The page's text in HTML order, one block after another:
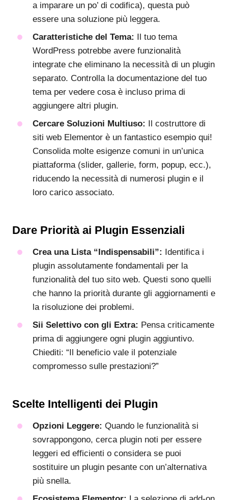
a imparare un po’ di codifica), questa può
essere una soluzione più leggera.
Caratteristiche del Tema: Il tuo tema
WordPress potrebbe avere funzionalità
integrate che eliminano la necessità di un plugin
separato. Controlla la documentazione del tuo
tema per vedere cosa è incluso prima di
aggiungere altri plugin.
Cercare Soluzioni Multiuso: Il costruttore di
siti web Elementor è un fantastico esempio qui!
Consolida molte esigenze comuni in un’unica
piattaforma (slider, gallerie, form, popup, ecc.),
riducendo la necessità di numerosi plugin e il
loro carico associato.
Dare Priorità ai Plugin Essenziali
Crea una Lista “Indispensabili”: Identifica i
plugin assolutamente fondamentali per la
funzionalità del tuo sito web. Questi sono quelli
che hanno la priorità durante gli aggiornamenti e
la risoluzione dei problemi.
Sii Selettivo con gli Extra: Pensa criticamente
prima di aggiungere ogni plugin aggiuntivo.
Chiediti: “Il beneficio vale il potenziale
compromesso sulle prestazioni?”
Scelte Intelligenti dei Plugin
Opzioni Leggere: Quando le funzionalità si
sovrappongono, cerca plugin noti per essere
leggeri ed efficienti o considera se puoi
sostituire un plugin pesante con un’alternativa
più snella.